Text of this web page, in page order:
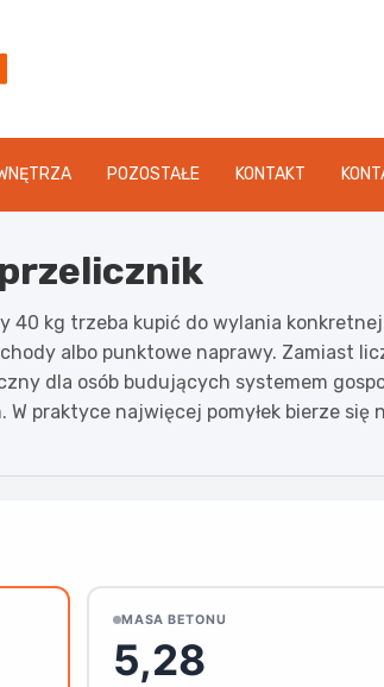
POZOSTAŁE KONTAKT
40 kg trzeba kupić do wylania
albo punktowe naprawy. Zamiast
dla osób budujących systemem
praktyce najwięcej pomyłek bierze się
MASA BETONU
5,28